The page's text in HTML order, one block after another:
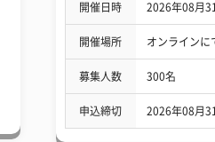
開催日時 2026年08月
開催場所 オンラインに
募集人数 300名
申込締切 2026年08月